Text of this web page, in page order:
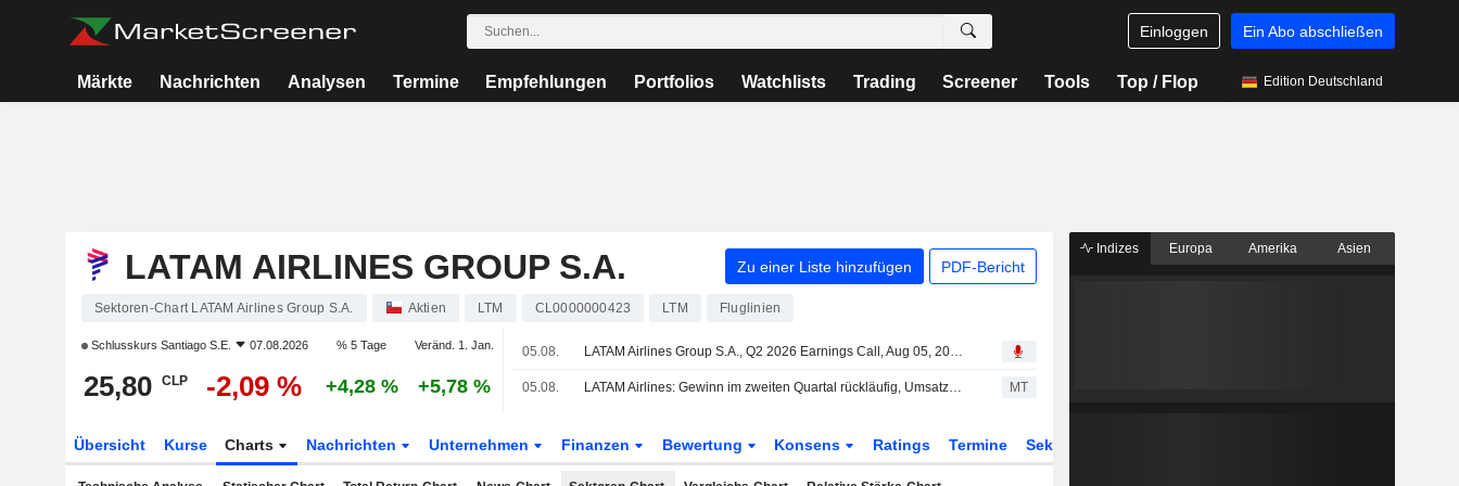
Einloggen Ein Abo abschließen
Märkte Nachrichten Analysen Termine Empfehlungen Portfolios Watchlists Trading Screener Tools Top / Flop Edition Deutschland
LATAM AIRLINES GROUP S.A. Zu einer Liste hinzufügen PDF-Bericht
Sektoren-Chart LATAM Airlines Group S.A. Aktien LTM CL0000000423 LTM Fluglinien
Schlusskurs Santiago S.E. 07.08.2026 % 5 Tage Veränd. 1. Jan.
25,80 CLP -2,09 % +4,28 % +5,78 %
05.08. LATAM Airlines Group S.A., Q2 2026 Earnings Call, Aug 05, 2026
05.08. LATAM Airlines: Gewinn im zweiten Quartal rückläufig, Umsatz steigt; Umsatz- und bereinigter EBITDA-Ausblick für das Geschäftsjahr 2026 angehoben MT
Übersicht Kurse Charts Nachrichten Unternehmen Finanzen Bewertung Konsens Ratings Termine Sektor
Indizes Europa Amerika Asien